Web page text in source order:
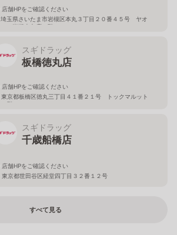
店舗HPをご確認ください
埼玉県さいたま市岩槻区本丸３丁目２０番４５号 ヤオ
コー岩槻本丸店２階
スギドラッグ
板橋徳丸店
店舗HPをご確認ください
東京都板橋区徳丸三丁目４１番２１号 トックマルット
１階
スギドラッグ
千歳船橋店
店舗HPをご確認ください
東京都世田谷区経堂四丁目３２番１２号
すべて見る